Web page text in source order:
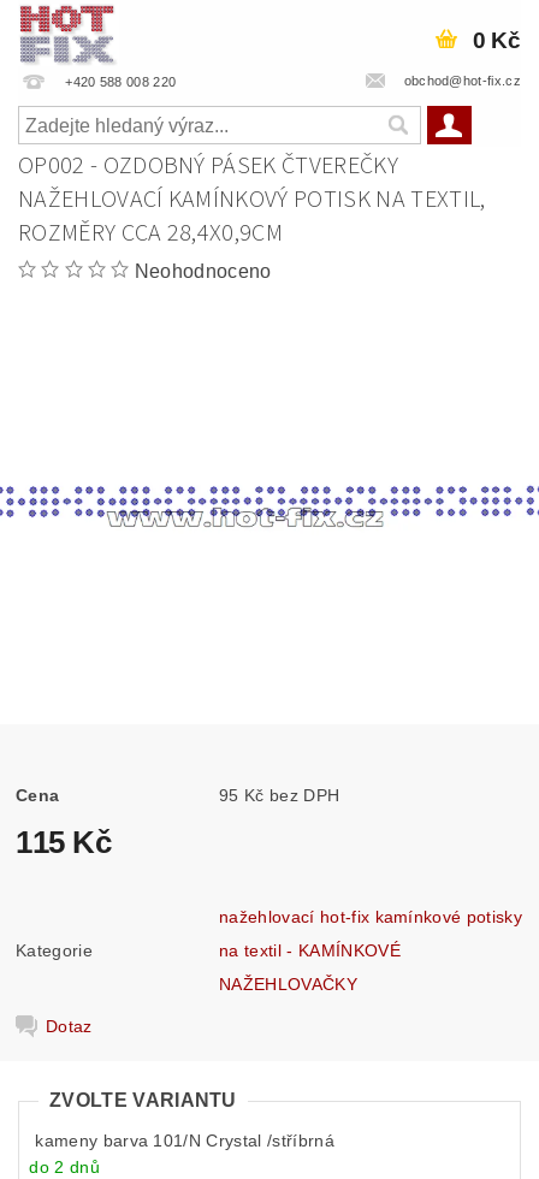
+420 588 008 220 obchod@hot-fix.cz
0 Kč
OP002 - OZDOBNÝ PÁSEK ČTVEREČKY
NAŽEHLOVACÍ KAMÍNKOVÝ POTISK NA TEXTIL,
ROZMĚRY CCA 28,4X0,9CM
Neohodnoceno
Cena 95 Kč bez DPH
115 Kč
Kategorie
nažehlovací hot-fix kamínkové potisky
na textil - KAMÍNKOVÉ
NAŽEHLOVAČKY
Dotaz
ZVOLTE VARIANTU
kameny barva 101/N Crystal /stříbrná
do 2 dnů